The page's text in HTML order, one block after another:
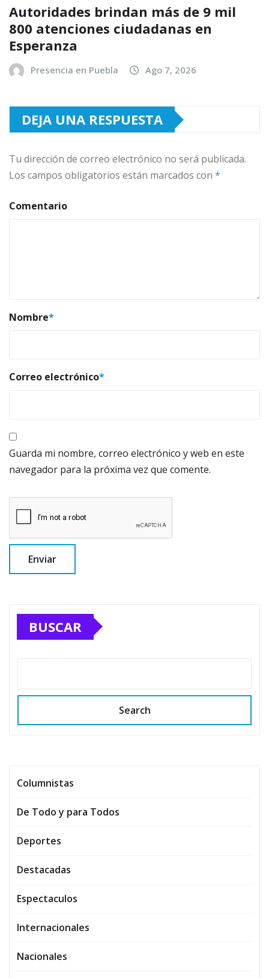
Autoridades brindan más de 9 mil
800 atenciones ciudadanas en
Esperanza
Presencia en Puebla Ago 7, 2026
DEJA UNA RESPUESTA
Tu dirección de correo electrónico no será publicada.
Los campos obligatorios están marcados con *
Comentario
Nombre*
Correo electrónico*
Guarda mi nombre, correo electrónico y web en este
navegador para la próxima vez que comente.
BUSCAR
Search
Columnistas
De Todo y para Todos
Deportes
Destacadas
Espectaculos
Internacionales
Nacionales